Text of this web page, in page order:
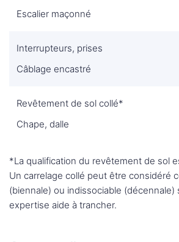
Escalier maçonné
Interrupteurs, prises
Câblage encastré
Revêtement de sol collé*
Chape, dalle
*La qualification du revêtement de sol
Un carrelage collé peut être considéré
(biennale) ou indissociable (décennale)
expertise aide à trancher.